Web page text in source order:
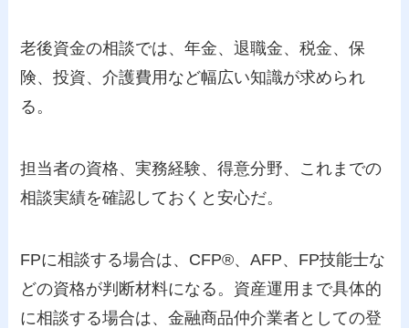
老後資金の相談では、年金、退職金、税金、保
険、投資、介護費用など幅広い知識が求められ
る。
担当者の資格、実務経験、得意分野、これまでの
相談実績を確認しておくと安心だ。
FPに相談する場合は、CFP®、AFP、FP技能士な
どの資格が判断材料になる。資産運用まで具体的
に相談する場合は、金融商品仲介業者としての登